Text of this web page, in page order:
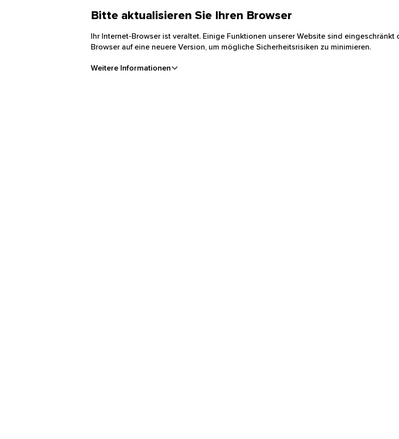
Bitte aktualisieren Sie Ihren Browser
Ihr Internet-Browser ist veraltet. Einige Funktionen unserer Website sind
Browser auf eine neuere Version, um mögliche Sicherheitsrisiken zu minimieren.
Weitere Informationen